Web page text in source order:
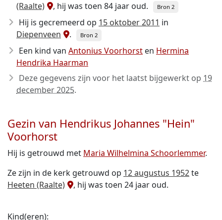
(Raalte)
, hij was toen 84 jaar oud. Bron 2
Hij is gecremeerd op 15 oktober 2011 in
Diepenveen
. Bron 2
Een kind van Antonius Voorhorst en Hermina
Hendrika Haarman
Deze gegevens zijn voor het laatst bijgewerkt op 19
december 2025.
Gezin van Hendrikus Johannes "Hein"
Voorhorst
Hij is getrouwd met Maria Wilhelmina Schoorlemmer.
Ze zijn in de kerk getrouwd op 12 augustus 1952te
Heeten (Raalte)
, hij was toen 24 jaar oud.
Kind(eren):